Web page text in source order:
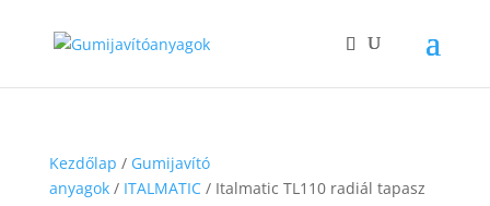
Kezdőlap / Gumijavító
anyagok/ ITALMATIC/ Italmatic TL110 radiál tapasz